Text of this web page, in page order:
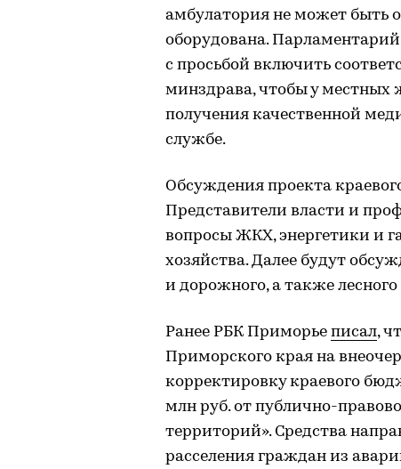
амбулатория не может быть
оборудована.
с просьбой включить
минздрава, чтобы у местных
получения качественной
службе.
Обсуждения проекта
Представители власти и
вопросы ЖКХ, энергетики и
хозяйства. Далее будут
и дорожного, а также лесного
Ранее РБК Приморье писал,
Приморского края на
корректировку краевого
млн руб. от публично-
территорий». Средства
расселения граждан из